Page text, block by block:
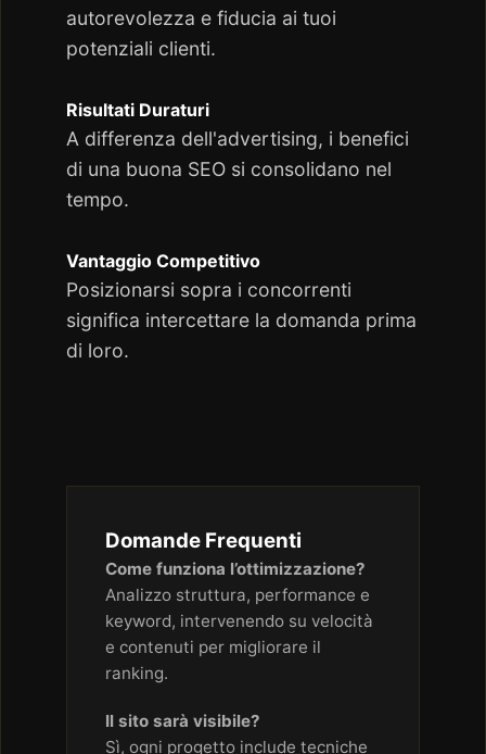
autorevolezza e fiducia ai tuoi
potenziali clienti.
Risultati Duraturi
A differenza dell'advertising, i benefici
di una buona SEO si consolidano nel
tempo.
Vantaggio Competitivo
Posizionarsi sopra i concorrenti
significa intercettare la domanda prima
di loro.
Domande Frequenti
Come funziona l’ottimizzazione?
Analizzo struttura, performance e
keyword, intervenendo su velocità
e contenuti per migliorare il
ranking.
Il sito sarà visibile?
Sì, ogni progetto include tecniche